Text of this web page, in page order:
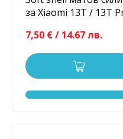
за Xiaomi 13T / 13T
7,50 € / 14.67 лв.